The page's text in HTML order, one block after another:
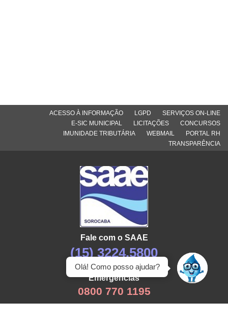
ACESSO À INFORMAÇÃO LGPD
SERVIÇOS ON-LINE
E-SIC MUNICIPAL
LICITAÇÕES
CONCURSOS
IMUNIDADE TRIBUTÁRIA
WEBMAIL
PORTAL RH
TRANSPARÊNCIA
Fale com o SAAE
(15) 3224.5800
Emergências
0800 770 1195
Olá! Como posso ajudar?